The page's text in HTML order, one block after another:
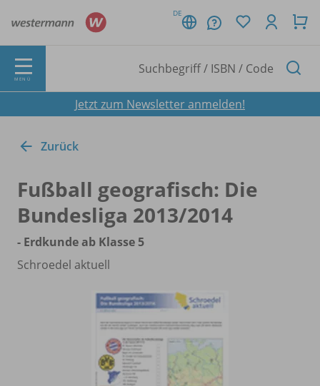
DE
MENÜ
Jetzt zum Newsletter anmelden!
Zurück
Fußball geografisch: Die
Bundesliga 2013/2014
- Erdkunde ab Klasse 5
Schroedel aktuell